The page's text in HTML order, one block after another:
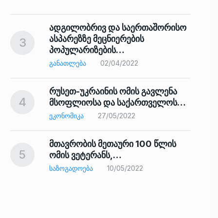
3
ადგილობრივ და საერთაშორისო
ასპარეზზე მეცნიერების
პოპულარიზების…
ᲒᲐᲜᲐᲗᲚᲔᲑᲐ 02/04/2022
4
რუსეთ-უკრაინის ომის გავლენა
მსოფლიოსა და საქართველოს…
ᲔᲙᲝᲜᲝᲛᲘᲙᲐ 27/05/2022
5
მთავრობის მეთაური 100 წლის
ომის ვეტერანს,…
ᲡᲐᲖᲝᲒᲐᲓᲝᲔᲑᲐ 10/05/2022